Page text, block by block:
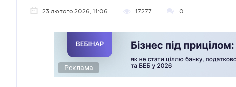
23 лютого 2026, 11:06 17277 0
Реклама